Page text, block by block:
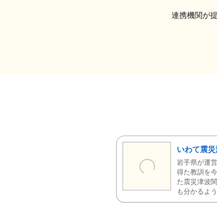
連携機関が
いわて震
岩手県が運
得た教訓を
た震災津波
も分かるよ